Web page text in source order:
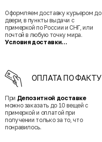
Оформляем доставку курьером до
двери, в пункты выдачи с
примеркой по России и СНГ, или
почтой в любую точку мира.
Условия доставки...
ОПЛАТА ПО ФАКТУ
При Депозитной доставке
можно заказать до 10 вещей с
примеркой и оплатой при
получении только за то, что
понравилось.